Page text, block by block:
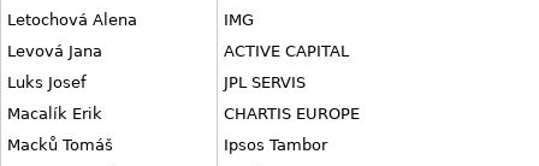
Letochová Alena
IMG
Levová Jana
ACTIVE CAPITAL
Luks Josef
JPL SERVIS
Macalík Erik
CHARTIS EUROPE
Macků Tomáš
Ipsos Tambor